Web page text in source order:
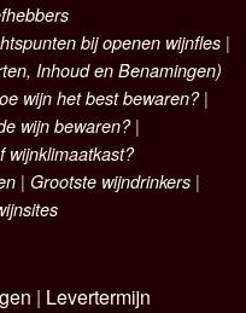
bij openen wijnfles |
Inhoud en Benamingen)
wijn het best bewaren?|
wijn bewaren?|
wijnklimaatkast?
| Grootste wijndrinkers |
| Levertermijn